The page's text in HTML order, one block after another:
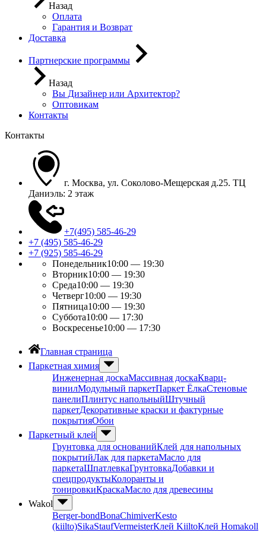
Назад
Оплата
Гарантия и Возврат
Доставка
Партнерские программы
Назад
Вы Дизайнер или Архитектор?
Оптовикам
Контакты
Контакты
г. Москва, ул. Соколово-Мещерская д.25. ТЦ
Даниэль: 2 этаж
+7(495) 585-46-29
+7 (495) 585-46-29
+7 (925) 585-46-29
Понедельник10:00 — 19:30
Вторник10:00 — 19:30
Среда10:00 — 19:30
Четверг10:00 — 19:30
Пятница10:00 — 19:30
Суббота10:00 — 17:30
Воскресенье10:00 — 17:30
Главная страница
Паркетная химия
Инженерная доскаМассивная доскаКварц-
винилМодульный паркетПаркет ЁлкаСтеновые
панелиПлинтус напольныйШтучный
паркетДекоративные краски и фактурные
покрытияОбои
Паркетный клей
Грунтовка для основанийКлей для напольных
покрытийЛак для паркетаМасло для
паркетаШпатлевкаГрунтовкаДобавки и
спецпродуктыКолоранты и
тонировкиКраскаМасло для древесины
Wakol
Berger-bondBonaChimiverKesto
(kiilto)SikaStaufVermeisterКлей KiiltoКлей Homakoll